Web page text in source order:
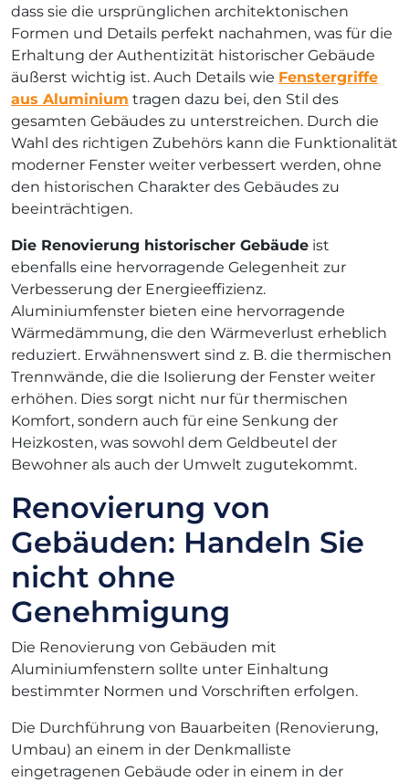
dass sie die ursprünglichen architektonischen
Formen und Details perfekt nachahmen, was für die
Erhaltung der Authentizität historischer Gebäude
äußerst wichtig ist. Auch Details wie Fenstergriffe
aus Aluminium tragen dazu bei, den Stil des
gesamten Gebäudes zu unterstreichen. Durch die
Wahl des richtigen Zubehörs kann die Funktionalität
moderner Fenster weiter verbessert werden, ohne
den historischen Charakter des Gebäudes zu
beeinträchtigen.
Die Renovierung historischer Gebäude ist
ebenfalls eine hervorragende Gelegenheit zur
Verbesserung der Energieeffizienz.
Aluminiumfenster bieten eine hervorragende
Wärmedämmung, die den Wärmeverlust erheblich
reduziert. Erwähnenswert sind z. B. die thermischen
Trennwände, die die Isolierung der Fenster weiter
erhöhen. Dies sorgt nicht nur für thermischen
Komfort, sondern auch für eine Senkung der
Heizkosten, was sowohl dem Geldbeutel der
Bewohner als auch der Umwelt zugutekommt.
Renovierung von
Gebäuden: Handeln Sie
nicht ohne
Genehmigung
Die Renovierung von Gebäuden mit
Aluminiumfenstern sollte unter Einhaltung
bestimmter Normen und Vorschriften erfolgen.
Die Durchführung von Bauarbeiten (Renovierung,
Umbau) an einem in der Denkmalliste
eingetragenen Gebäude oder in einem in der